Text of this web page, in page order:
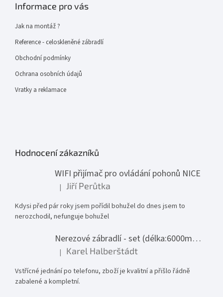
Informace pro vás
Jak na montáž ?
Reference - celoskleněné zábradlí
Obchodní podmínky
Ochrana osobních údajů
Vratky a reklamace
Hodnocení zákazníků
WIFI přijímač pro ovládání pohonů NICE
Hodnocení produktu je 1 z 5 hvězdiček.
| Jiří Perůtka
Kdysi před pár roky jsem pořídil bohužel do dnes jsem to
nerozchodil, nefunguje bohužel
Nerezové zábradlí - set (délka:6000mm x výška:1000mm)
Hodnocení produktu je 5 z 5 hvězdiček.
| Karel Halberštádt
Vstřícné jednání po telefonu, zboží je kvalitní a přišlo řádně
zabalené a kompletní.